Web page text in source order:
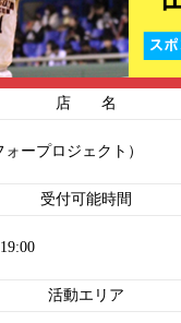
店 名
ォープロジェクト）
受付可能時間
活動エリア